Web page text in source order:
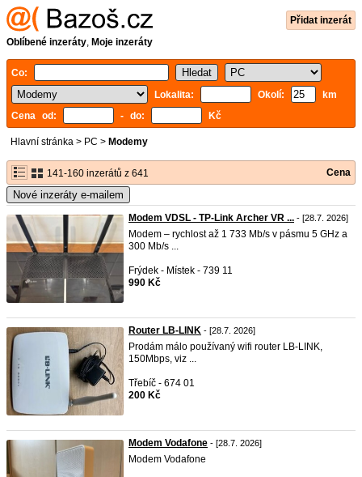
Přidat inzerát
Oblíbené inzeráty, Moje inzeráty
Co:
Lokalita:
Okolí:
km
Cena od:
- do: Kč
Hlavní stránka > PC > Modemy
141-160 inzerátů z 641 Cena
Nové inzeráty e-mailem
Modem VDSL - TP-Link Archer VR ... - [28.7. 2026]
Modem – rychlost až 1 733 Mb/s v pásmu 5 GHz a
300 Mb/s ...
Frýdek - Místek - 739 11
990 Kč
Router LB-LINK - [28.7. 2026]
Prodám málo používaný wifi router LB-LINK,
150Mbps, viz ...
Třebíč - 674 01
200 Kč
Modem Vodafone - [28.7. 2026]
Modem Vodafone